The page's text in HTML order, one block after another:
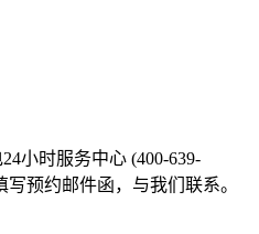
小时服务中心 (400-639-
预约邮件函，与我们联系。